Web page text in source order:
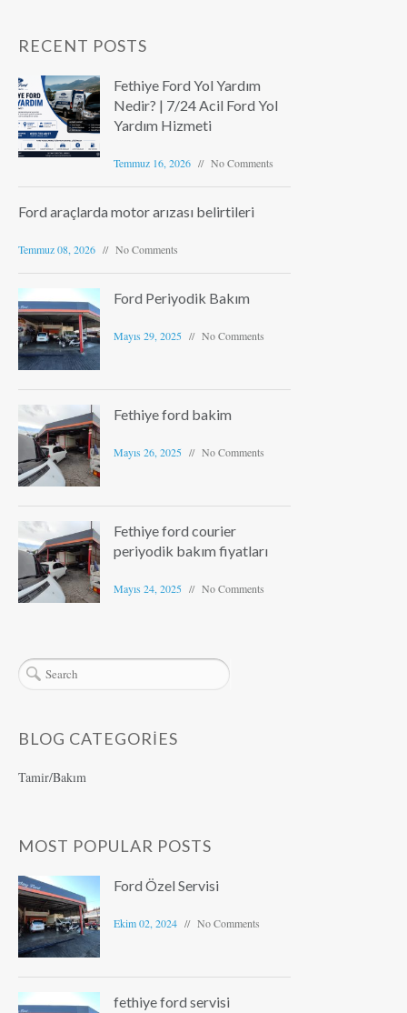
RECENT POSTS
Fethiye Ford Yol Yardım
Nedir? | 7/24 Acil Ford Yol
Yardım Hizmeti
Temmuz 16, 2026 No Comments
Ford araçlarda motor arızası belirtileri
Temmuz 08, 2026 No Comments
Ford Periyodik Bakım
Mayıs 29, 2025 No Comments
Fethiye ford bakim
Mayıs 26, 2025 No Comments
Fethiye ford courier
periyodik bakım fiyatları
Mayıs 24, 2025 No Comments
BLOG CATEGORIES
Tamir/Bakım
MOST POPULAR POSTS
Ford Özel Servisi
Ekim 02, 2024 No Comments
fethiye ford servisi